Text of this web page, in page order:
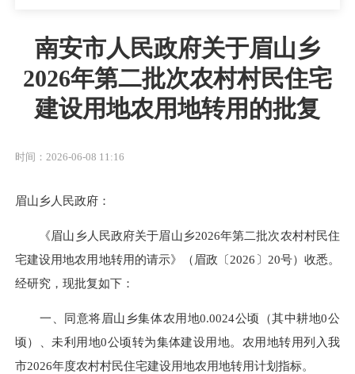
南安市人民政府关于眉山乡
2026年第二批次农村村民住宅
建设用地农用地转用的批复
时间：2026-06-08 11:16
眉山乡人民政府：
《眉山乡人民政府关于眉山乡2026年第二批次农村村民住
宅建设用地农用地转用的请示》（眉政〔2026〕20号）收悉。
经研究，现批复如下：
一、同意将眉山乡集体农用地0.0024公顷（其中耕地0公
顷）、未利用地0公顷转为集体建设用地。农用地转用列入我
市2026年度农村村民住宅建设用地农用地转用计划指标。